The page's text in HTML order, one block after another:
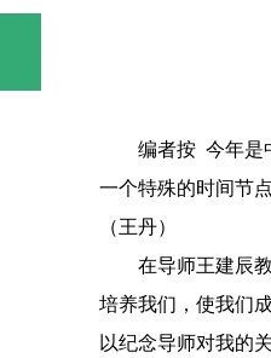
编者按 今年是
一个特殊的时间节
（王丹）
在导师王建辰
培养我们，使我们
以纪念导师对我的